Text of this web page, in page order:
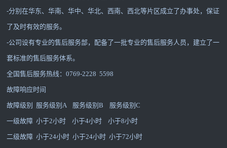
-分别在华东、华南、华中、华北、西南、西北等片区成立了办事处，保证
了及时有效的服务。
-公司设有专业的售后服务部，配备了一批专业的售后服务人员，建立了一
套标准的售后服务体系。
全国售后服务热线：0769-2228 5598
故障响应时间
故障级别 服务级别A 服务级别B 服务级别C
一级故障 小于2小时 小于4小时 小于8小时
二级故障 小于24小时 小于24小时 小于72小时